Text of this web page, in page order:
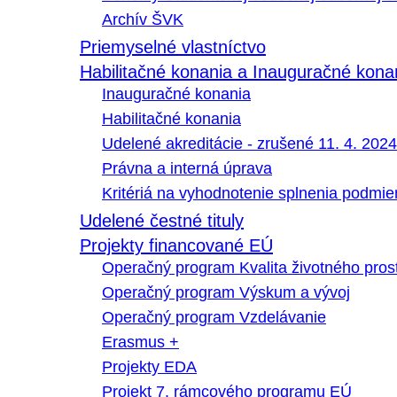
Archív ŠVK
Priemyselné vlastníctvo
Habilitačné konania a Inauguračné
Inauguračné konania
Habilitačné konania
Udelené akreditácie - zrušené 11. 4. 2024
Právna a interná úprava
Kritériá na vyhodnotenie splnenia
Udelené čestné tituly
Projekty financované EÚ
Operačný program Kvalita životného
Operačný program Výskum a vývoj
Operačný program Vzdelávanie
Erasmus +
Projekty EDA
Projekt 7. rámcového programu EÚ